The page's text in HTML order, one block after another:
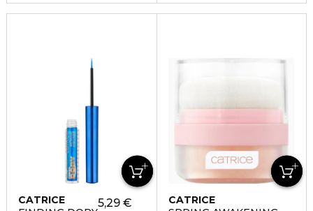
CATRICE
5,29 €
CATRICE